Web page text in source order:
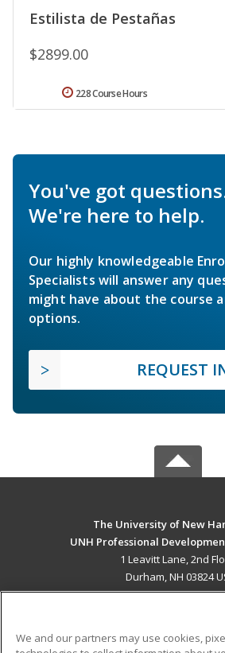
Estilista de Pestañas
$2899.00
228 Course Hours
You've got
We're here to help.
Our highly knowledgeable
Specialists will answer any
might have about the course
options.
REQUEST
The University of New
UNH Professional
1 Leavitt Lane, 2nd
Durham, NH 03824
We and our partners may use cookies,